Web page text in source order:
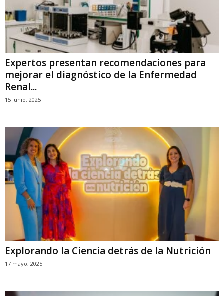
Expertos presentan recomendaciones para
mejorar el diagnóstico de la Enfermedad
Renal...
15 junio, 2025
Explorando la Ciencia detrás de la Nutrición
17 mayo, 2025